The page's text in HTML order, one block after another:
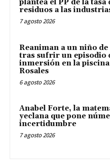
plantea el PP de la tasa
residuos a las
7 agosto 2026
Reaniman a un niño de
tras sufrir un episodio
inmersión en la piscina
Rosales
6 agosto 2026
Anabel Forte, la
yeclana que pone
incertidumbre
7 agosto 2026